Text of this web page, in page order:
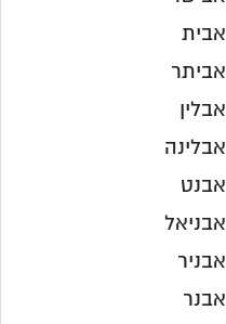
אבית
אביתר
אבלין
אבלינה
אבנט
אבניאל
אבניר
אבנר